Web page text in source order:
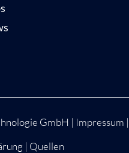
GmbH | Impressum |
| Quellen